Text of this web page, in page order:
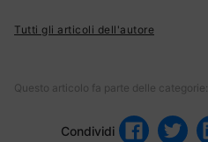
Tutti gli articoli dell'autore
Questo articolo fa parte delle categorie:
Condividi